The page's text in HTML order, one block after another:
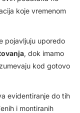
koje vremenom
pojavljuju uporedo
, dok imamo
kod gotovo
evidentiranje do tih
i montiranih